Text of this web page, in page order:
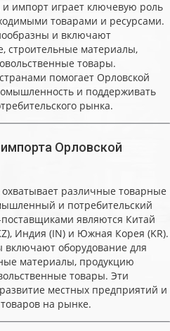
импорт играет ключевую роль
товарами и ресурсами.
и включают
строительные материалы,
товары.
помогает Орловской
и поддерживать
рынка.
Орловской
различные товарные
и потребительский
являются Китай
Индия (IN) и Южная Корея (KR).
оборудование для
материалы, продукцию
товары. Эти
местных предприятий и
на рынке.